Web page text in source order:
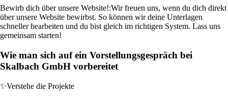
Bewirb dich über unsere Website!:Wir freuen uns, wenn du dich direkt
über unsere Website bewirbst. So können wir deine Unterlagen
schneller bearbeiten und du bist gleich im richtigen System. Lass uns
gemeinsam starten!
Wie man sich auf ein Vorstellungsgespräch bei
Skalbach GmbH vorbereitet
✨Verstehe die Projekte